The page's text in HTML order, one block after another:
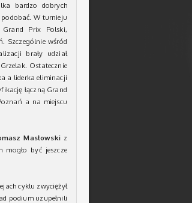
bardzo dobrych
W turnieju
Prix Polski,
Szczególnie wśród
brały udział
Ostatecznie
a liderka eliminacji
łączną Grand
a na miejscu
Masłowski z
być jeszcze
cyklu zwyciężył
podium uzupełnili